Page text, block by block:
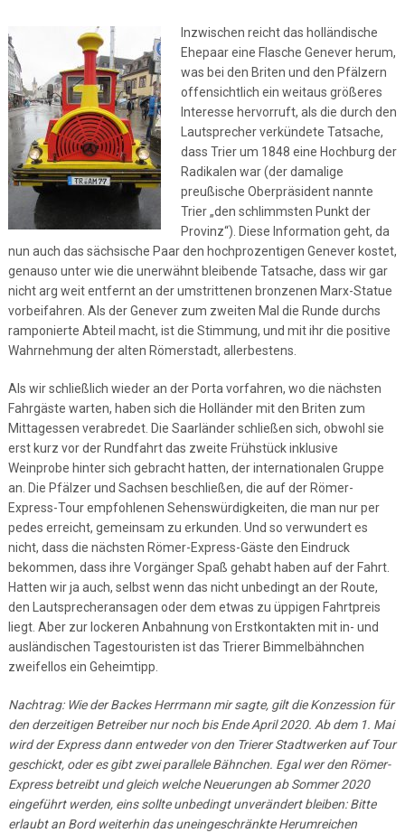
Inzwischen reicht das holländische
Ehepaar eine Flasche Genever herum,
was bei den Briten und den Pfälzern
offensichtlich ein weitaus größeres
Interesse hervorruft, als die durch den
Lautsprecher verkündete Tatsache,
dass Trier um 1848 eine Hochburg der
Radikalen war (der damalige
preußische Oberpräsident nannte
Trier „den schlimmsten Punkt der
Provinz“). Diese Information geht, da
nun auch das sächsische Paar den hochprozentigen Genever kostet,
genauso unter wie die unerwähnt bleibende Tatsache, dass wir gar
nicht arg weit entfernt an der umstrittenen bronzenen Marx-Statue
vorbeifahren. Als der Genever zum zweiten Mal die Runde durchs
ramponierte Abteil macht, ist die Stimmung, und mit ihr die positive
Wahrnehmung der alten Römerstadt, allerbestens.
Als wir schließlich wieder an der Porta vorfahren, wo die nächsten
Fahrgäste warten, haben sich die Holländer mit den Briten zum
Mittagessen verabredet. Die Saarländer schließen sich, obwohl sie
erst kurz vor der Rundfahrt das zweite Frühstück inklusive
Weinprobe hinter sich gebracht hatten, der internationalen Gruppe
an. Die Pfälzer und Sachsen beschließen, die auf der Römer-
Express-Tour empfohlenen Sehenswürdigkeiten, die man nur per
pedes erreicht, gemeinsam zu erkunden. Und so verwundert es
nicht, dass die nächsten Römer-Express-Gäste den Eindruck
bekommen, dass ihre Vorgänger Spaß gehabt haben auf der Fahrt.
Hatten wir ja auch, selbst wenn das nicht unbedingt an der Route,
den Lautsprecheransagen oder dem etwas zu üppigen Fahrtpreis
liegt. Aber zur lockeren Anbahnung von Erstkontakten mit in- und
ausländischen Tagestouristen ist das Trierer Bimmelbähnchen
zweifellos ein Geheimtipp.
Nachtrag: Wie der Backes Herrmann mir sagte, gilt die Konzession für
den derzeitigen Betreiber nur noch bis Ende April 2020. Ab dem 1. Mai
wird der Express dann entweder von den Trierer Stadtwerken auf Tour
geschickt, oder es gibt zwei parallele Bähnchen. Egal wer den Römer-
Express betreibt und gleich welche Neuerungen ab Sommer 2020
eingeführt werden, eins sollte unbedingt unverändert bleiben: Bitte
erlaubt an Bord weiterhin das uneingeschränkte Herumreichen